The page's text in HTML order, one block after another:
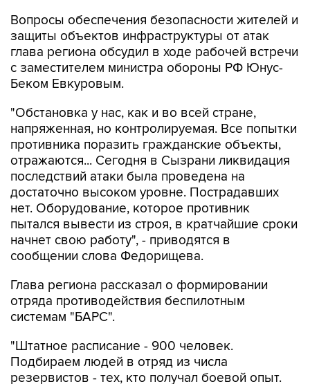
Вопросы обеспечения безопасности жителей и
защиты объектов инфраструктуры от атак
глава региона обсудил в ходе рабочей встречи
с заместителем министра обороны РФ Юнус-
Беком Евкуровым.
"Обстановка у нас, как и во всей стране,
напряженная, но контролируемая. Все попытки
противника поразить гражданские объекты,
отражаются... Сегодня в Сызрани ликвидация
последствий атаки была проведена на
достаточно высоком уровне. Пострадавших
нет. Оборудование, которое противник
пытался вывести из строя, в кратчайшие сроки
начнет свою работу", - приводятся в
сообщении слова Федорищева.
Глава региона рассказал о формировании
отряда противодействия беспилотным
системам "БАРС".
"Штатное расписание - 900 человек.
Подбираем людей в отряд из числа
резервистов - тех, кто получал боевой опыт.